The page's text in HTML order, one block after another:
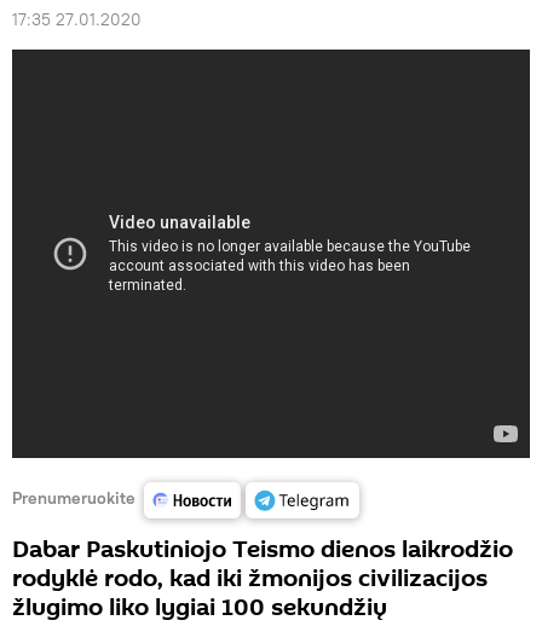
17:35 27.01.2020
Prenumeruokite
Dabar Paskutiniojo Teismo dienos laikrodžio
rodyklė rodo, kad iki žmonijos civilizacijos
žlugimo liko lygiai 100 sekundžių